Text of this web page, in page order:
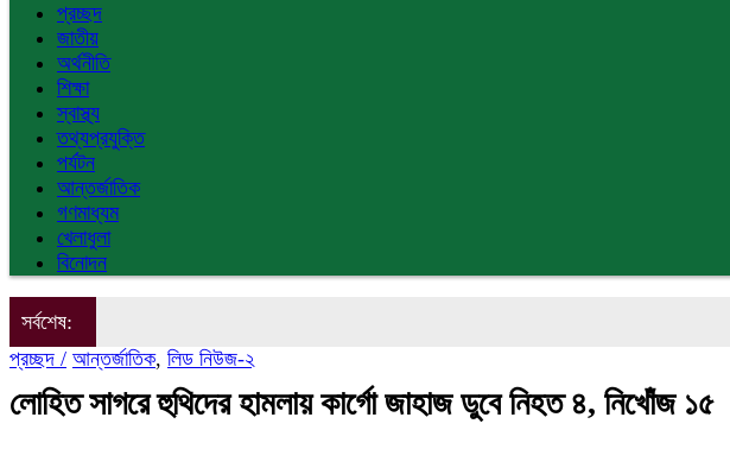
প্রচ্ছদ
জাতীয়
অর্থনীতি
শিক্ষা
স্বাস্থ্য
তথ্যপ্রযুক্তি
পর্যটন
আন্তর্জাতিক
গণমাধ্যম
খেলাধুলা
বিনোদন
সর্বশেষ:
প্রচ্ছদ / আন্তর্জাতিক, লিড নিউজ-২
লোহিত সাগরে হুথিদের হামলায় কার্গো জাহাজ ডুবে নিহত ৪, নিখোঁজ ১৫